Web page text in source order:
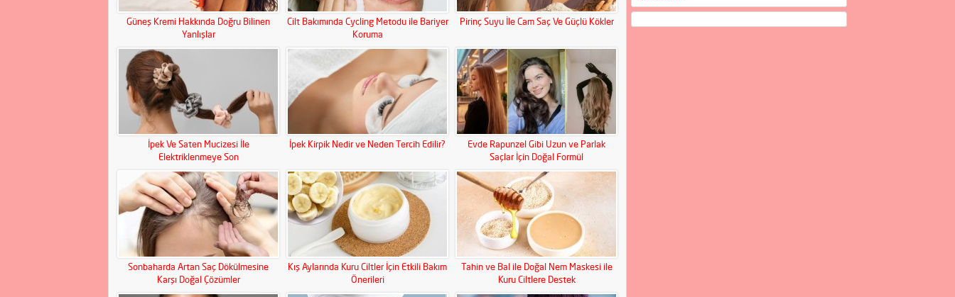
Güneş Kremi Hakkında Doğru Bilinen
Yanlışlar
Cilt Bakımında Cycling Metodu ile Bariyer
Koruma
Pirinç Suyu İle Cam Saç Ve Güçlü Kökler
İpek Ve Saten Mucizesi İle
Elektriklenmeye Son
İpek Kirpik Nedir ve Neden Tercih Edilir?
Evde Rapunzel Gibi Uzun ve Parlak
Saçlar İçin Doğal Formül
Sonbaharda Artan Saç Dökülmesine
Karşı Doğal Çözümler
Kış Aylarında Kuru Ciltler İçin Etkili Bakım
Önerileri
Tahin ve Bal ile Doğal Nem Maskesi ile
Kuru Ciltlere Destek